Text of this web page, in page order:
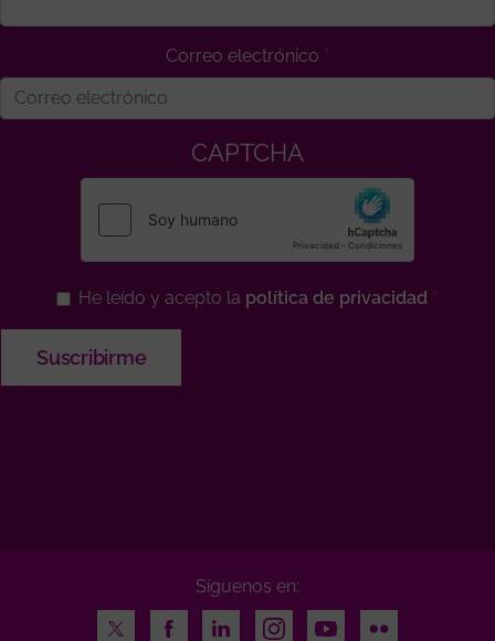
Correo electrónico
CAPTCHA
He leído y acepto la política de privacidad
Síguenos en:
Twitter
FacebookLinkedInInstagramYoutubeFlickr